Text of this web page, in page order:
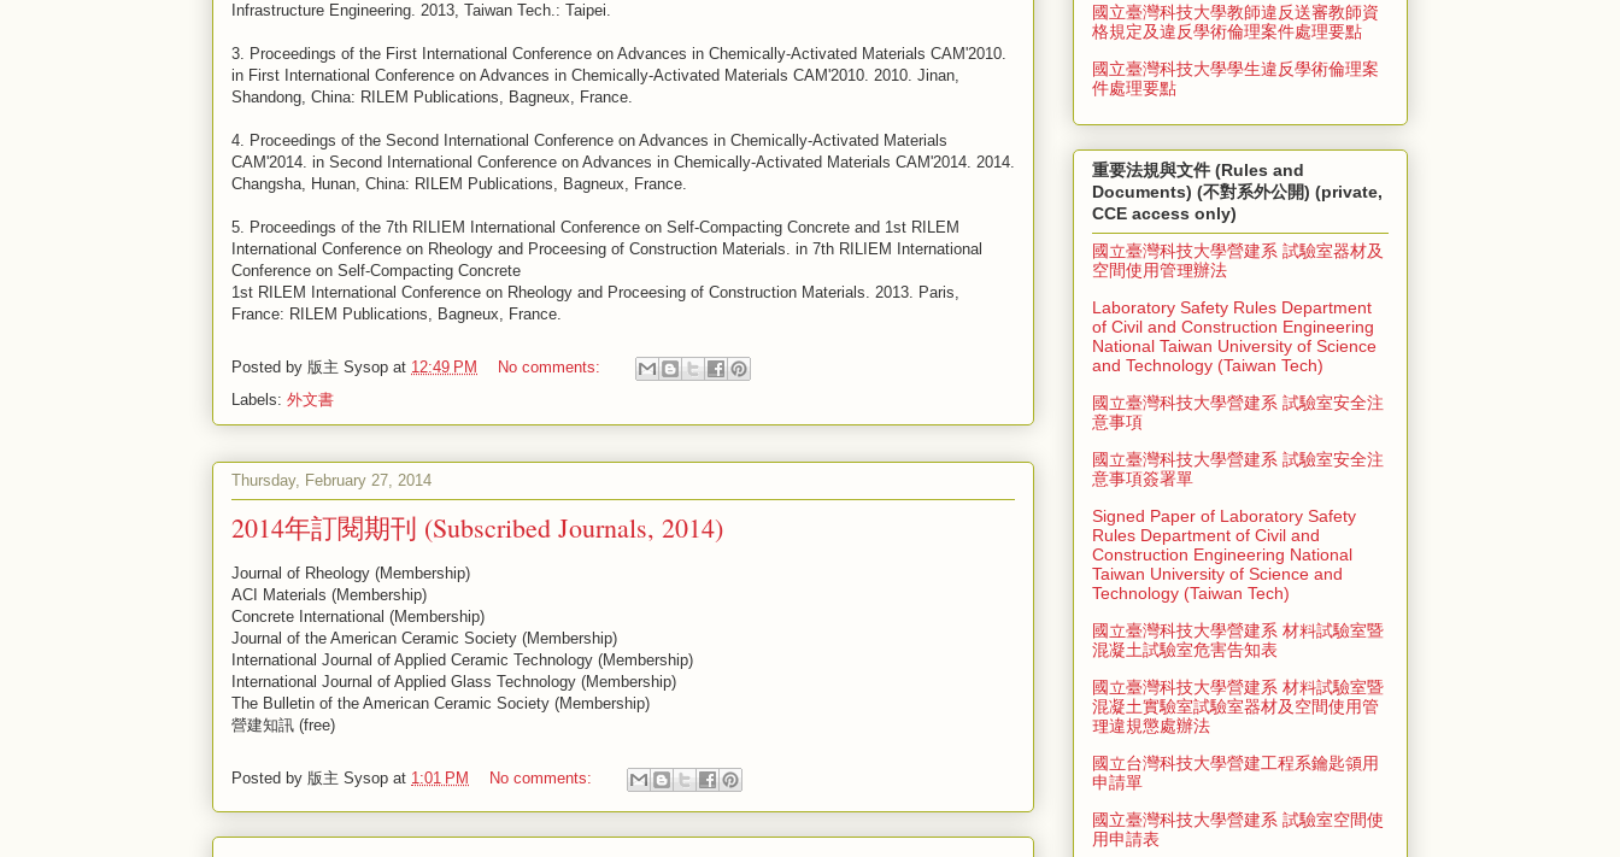
Infrastructure Engineering. 2013, Taiwan Tech.: Taipei.
3. Proceedings of the First International Conference on Advances in Chemically-Activated Materials CAM'2010.
in First International Conference on Advances in Chemically-Activated Materials CAM'2010. 2010. Jinan,
Shandong, China: RILEM Publications, Bagneux, France.
4. Proceedings of the Second International Conference on Advances in Chemically-Activated Materials
CAM'2014. in Second International Conference on Advances in Chemically-Activated Materials CAM'2014. 2014.
Changsha, Hunan, China: RILEM Publications, Bagneux, France.
5. Proceedings of the 7th RILIEM International Conference on Self-Compacting Concrete and 1st RILEM
International Conference on Rheology and Proceesing of Construction Materials. in 7th RILIEM International
Conference on Self-Compacting Concrete
1st RILEM International Conference on Rheology and Proceesing of Construction Materials. 2013. Paris,
France: RILEM Publications, Bagneux, France.
Posted by 版主 Sysop at 12:49 PM
No comments:
Labels: 外文書
Thursday, February 27, 2014
2014年訂閱期刊 (Subscribed Journals, 2014)
Journal of Rheology (Membership)
ACI Materials (Membership)
Concrete International (Membership)
Journal of the American Ceramic Society (Membership)
International Journal of Applied Ceramic Technology (Membership)
International Journal of Applied Glass Technology (Membership)
The Bulletin of the American Ceramic Society (Membership)
營建知訊 (free)
Posted by 版主 Sysop at 1:01 PM No comments:
國立臺灣科技大學教師違反送審教師資
格規定及違反學術倫理案件處理要點
國立臺灣科技大學學生違反學術倫理案
件處理要點
重要法規與文件 (Rules and
Documents) (不對系外公開) (private,
CCE access only)
國立臺灣科技大學營建系 試驗室器材及
空間使用管理辦法
Laboratory Safety Rules Department
of Civil and Construction Engineering
National Taiwan University of Science
and Technology (Taiwan Tech)
國立臺灣科技大學營建系 試驗室安全注
意事項
國立臺灣科技大學營建系 試驗室安全注
意事項簽署單
Signed Paper of Laboratory Safety
Rules Department of Civil and
Construction Engineering National
Taiwan University of Science and
Technology (Taiwan Tech)
國立臺灣科技大學營建系 材料試驗室暨
混凝土試驗室危害告知表
國立臺灣科技大學營建系 材料試驗室暨
混凝土實驗室試驗室器材及空間使用管
理違規懲處辦法
國立台灣科技大學營建工程系鑰匙領用
申請單
國立臺灣科技大學營建系 試驗室空間使
用申請表